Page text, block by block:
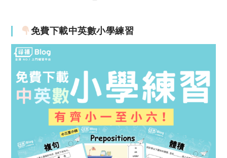
免費下載中英數小學練習